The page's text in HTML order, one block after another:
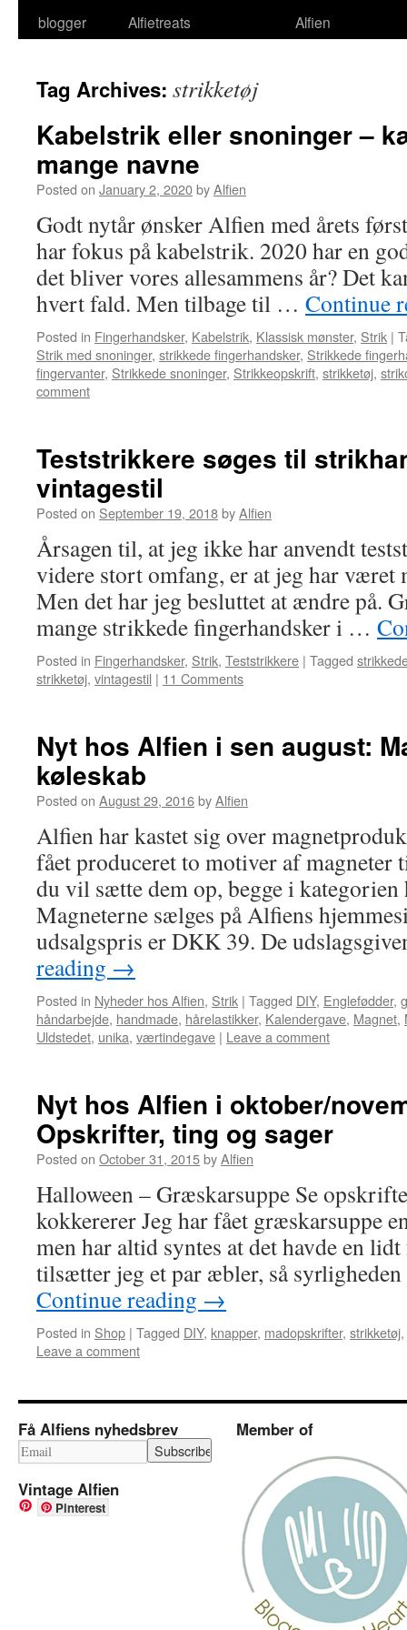
blogger
Alfietreats
Alfien
Tag Archives: strikketøj
Kabelstrik eller snoninger –
mange navne
Posted on January 2, 2020byAlfien
Godt nytår ønsker Alfien med årets
har fokus på kabelstrik. 2020 har en
det bliver vores allesammens år? Det
hvert fald. Men tilbage til … Continue
Posted in Fingerhandsker, Kabelstrik, Klassisk mønster, Strik |
Strik med snoninger, strikkede fingerhandsker, Strikkede
fingervanter, Strikkede snoninger, Strikkeopskrift, strikketøj,
comment
Teststrikkere søges til
vintagestil
Posted on September 19, 2018byAlfien
Årsagen til, at jeg ikke har anvendt
videre stort omfang, er at jeg har været
Men det har jeg besluttet at ændre på.
mange strikkede fingerhandsker i …
Posted in Fingerhandsker, Strik, Teststrikkere | Tagged
strikketøj, vintagestil | 11 Comments
Nyt hos Alfien i sen august:
køleskab
Posted on August 29, 2016byAlfien
Alfien har kastet sig over
fået produceret to motiver af magneter
du vil sætte dem op, begge i kategorien
Magneterne sælges på Alfiens
udsalgspris er DKK 39. De
reading →
Posted in Nyheder hos Alfien, Strik | Tagged DIY, Englefødder,
håndarbejde, handmade, hårelastikker, Kalendergave, Magnet,
Uldstedet, unika, værtindegave | Leave a comment
Nyt hos Alfien i oktober/
Opskrifter, ting og sager
Posted on October 31, 2015byAlfien
Halloween – Græskarsuppe Se
kokkererer Jeg har fået græskarsuppe
men har altid syntes at det havde en
tilsætter jeg et par æbler, så
Continue reading →
Posted in Shop | Tagged DIY, knapper, madopskrifter, strikketøj,
Leave a comment
Få Alfiens nyhedsbrev
Vintage Alfien
Pinterest
Member of